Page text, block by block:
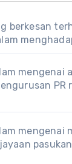
berkesan
mengenai
PR
mengenai